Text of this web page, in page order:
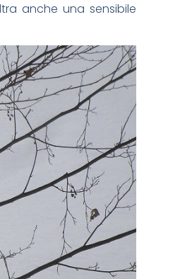
anche una sensibile